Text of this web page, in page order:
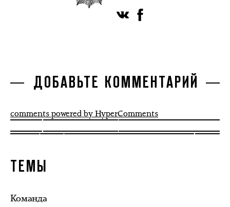
ДОБАВЬТЕ КОММЕНТАРИЙ
comments powered by HyperComments
ТЕМЫ
Команда